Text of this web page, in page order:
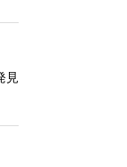
見